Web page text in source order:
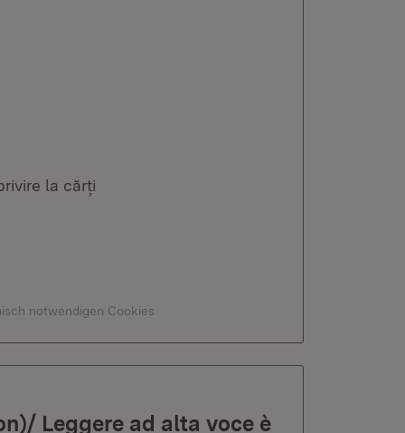
la cărți
notwendigen Cookies
Leggere ad alta voce è